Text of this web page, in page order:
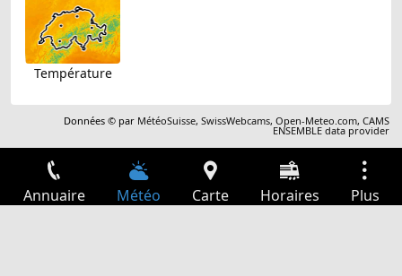
Température
Données © par MétéoSuisse,SwissWebcams,Open-Meteo.com,CAMS
ENSEMBLE data provider
Annuaire Météo Carte Horaires Plus